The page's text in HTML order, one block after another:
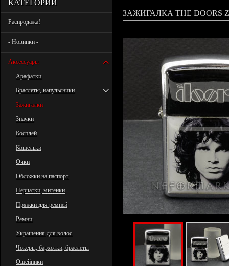
Распродажа!
- Новинки -
Аксессуары
Арафатки
Браслеты, напульсники
Зажигалки
Значки
Косплей
Кошельки
Очки
Обложки на паспорт
Перчатки, митенки
Пряжки для ремней
Ремни
Украшения для волос
Чокеры, бархотки, браслеты
Ошейники
ЗАЖИГАЛКА THE DOORS